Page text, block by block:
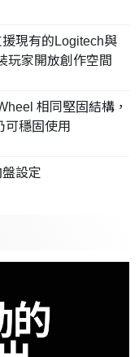
現有的Logitech與
玩家開放創作空間
相同堅固結構，
可穩固使用
設定